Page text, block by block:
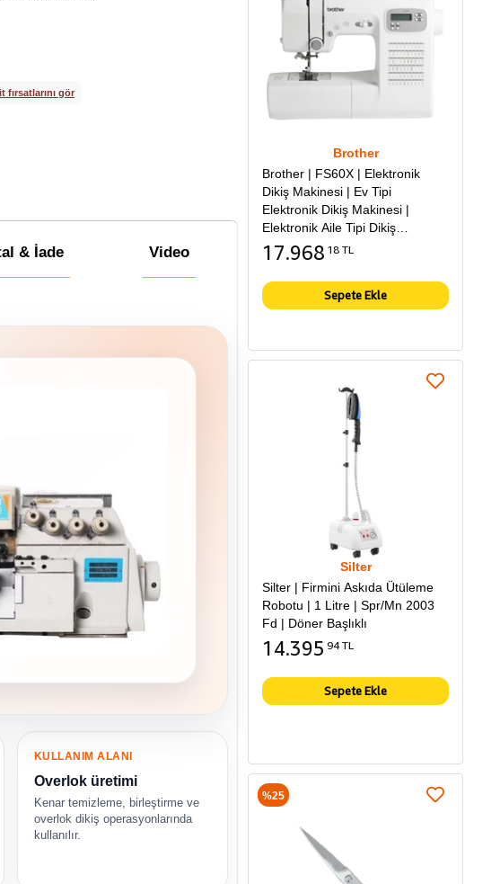
fırsatlarını gör
& İade Video
KULLANIM ALANI
Overlok üretimi
Kenar temizleme, birleştirme ve
overlok dikiş operasyonlarında
kullanılır.
Brother
Brother | FS60X | Elektronik
Dikiş Makinesi | Ev Tipi
Elektronik Dikiş Makinesi |
Elektronik Aile Tipi Dikiş
Makinesi
17.968 18 TL
Sepete Ekle
Silter
Silter | Firmini Askıda Ütüleme
Robotu | 1 Litre | Spr/Mn 2003
Fd | Döner Başlıklı
14.395 94 TL
Sepete Ekle
%25